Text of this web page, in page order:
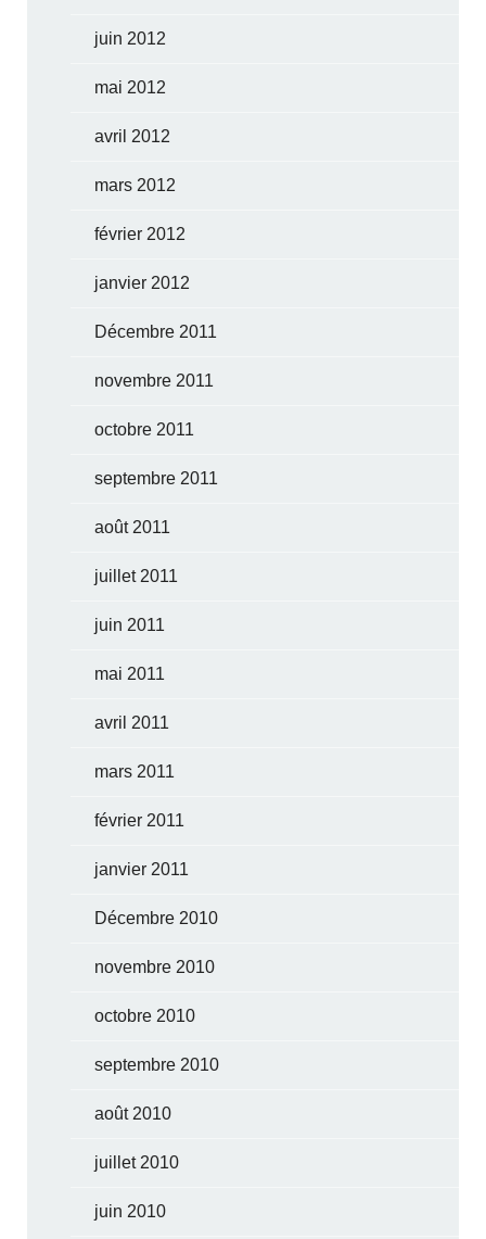
juin 2012
mai 2012
avril 2012
mars 2012
février 2012
janvier 2012
Décembre 2011
novembre 2011
octobre 2011
septembre 2011
août 2011
juillet 2011
juin 2011
mai 2011
avril 2011
mars 2011
février 2011
janvier 2011
Décembre 2010
novembre 2010
octobre 2010
septembre 2010
août 2010
juillet 2010
juin 2010